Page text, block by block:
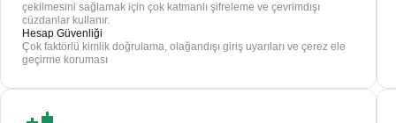
çekilmesini sağlamak için çok katmanlı şifreleme ve çevrimdışı
cüzdanlar kullanır.
Hesap Güvenliği
Çok faktörlü kimlik doğrulama, olağandışı giriş uyarıları ve çerez ele
geçirme koruması